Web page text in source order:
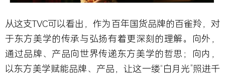
从这支TVC可以看出，作为百年国货品牌的百雀羚，对
于东方美学的传承与弘扬有着更深刻的理解。向外，
通过品牌、产品向世界传递东方美学的哲思；向内，
以东方美学赋能品牌、产品，让这一缕“白月光”照进千